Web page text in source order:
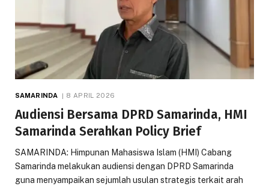
SAMARINDA 8 APRIL 2026
Audiensi Bersama DPRD Samarinda, HMI
Samarinda Serahkan Policy Brief
SAMARINDA: Himpunan Mahasiswa Islam (HMI) Cabang
Samarinda melakukan audiensi dengan DPRD Samarinda
guna menyampaikan sejumlah usulan strategis terkait arah